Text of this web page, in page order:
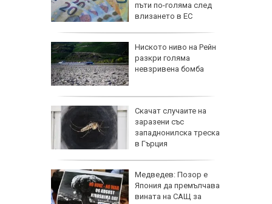
пъти пo-гoлямa cлeд
влизaнeтo в EC
Ниското ниво на Рейн
разкри голяма
невзривена бомба
Скачат случаите на
заразени със
западнонилска треска
в Гърция
Медведев: Позор е
Япония да премълчава
вината на САЩ за